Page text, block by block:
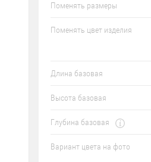
Поменять размеры
Поменять цвет изделия
Длина базовая
Высота базовая
Глубина базовая
Вариант цвета на фото